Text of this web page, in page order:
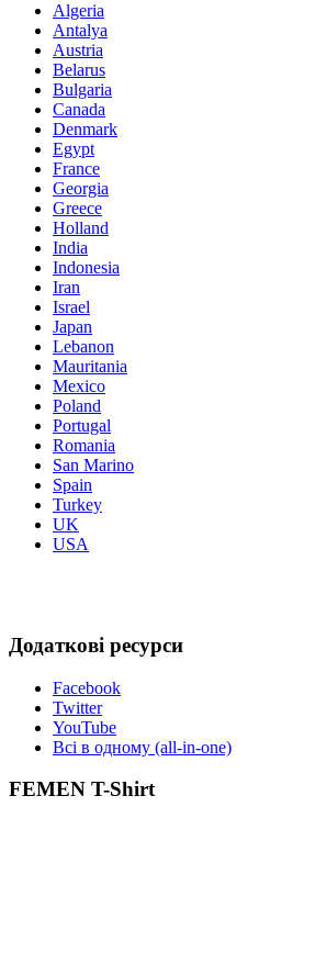
Algeria
Antalya
Austria
Belarus
Bulgaria
Canada
Denmark
Egypt
France
Georgia
Greece
Holland
India
Indonesia
Iran
Israel
Japan
Lebanon
Mauritania
Mexico
Poland
Portugal
Romania
San Marino
Spain
Turkey
UK
USA
Додаткові ресурси
Facebook
Twitter
YouTube
Всі в одному (all-in-one)
FEMEN T-Shirt